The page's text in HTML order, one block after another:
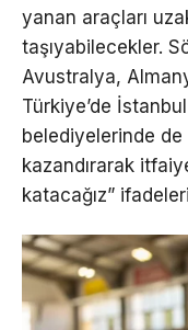
yanan araçları
taşıyabilecekler.
Avustralya,
Türkiye’de
belediyelerinde de
kazandırarak
katacağız”